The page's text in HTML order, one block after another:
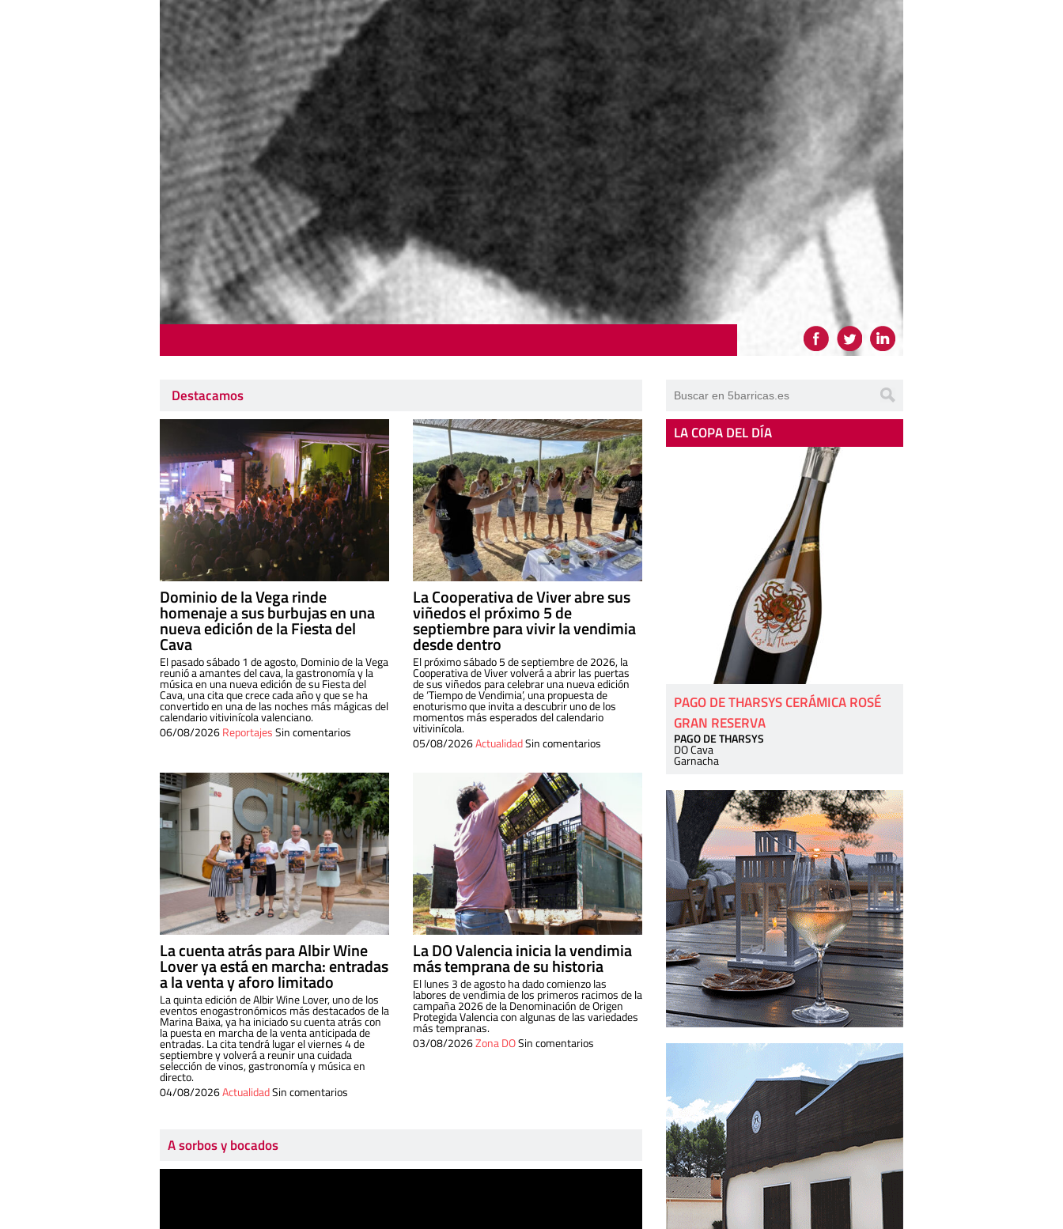
Destacamos
Dominio de la Vega rinde
homenaje a sus burbujas en una
nueva edición de la Fiesta del
Cava
El pasado sábado 1 de agosto, Dominio de la Vega
reunió a amantes del cava, la gastronomía y la
música en una nueva edición de su Fiesta del
Cava, una cita que crece cada año y que se ha
convertido en una de las noches más mágicas del
calendario vitivinícola valenciano.
06/08/2026ReportajesSin comentarios
La Cooperativa de Viver abre sus
viñedos el próximo 5 de
septiembre para vivir la vendimia
desde dentro
El próximo sábado 5 de septiembre de 2026, la
Cooperativa de Viver volverá a abrir las puertas
de sus viñedos para celebrar una nueva edición
de ‘Tiempo de Vendimia’, una propuesta de
enoturismo que invita a descubrir uno de los
momentos más esperados del calendario
vitivinícola.
05/08/2026ActualidadSin comentarios
La cuenta atrás para Albir Wine
Lover ya está en marcha: entradas
a la venta y aforo limitado
La quinta edición de Albir Wine Lover, uno de los
eventos enogastronómicos más destacados de la
Marina Baixa, ya ha iniciado su cuenta atrás con
la puesta en marcha de la venta anticipada de
entradas. La cita tendrá lugar el viernes 4 de
septiembre y volverá a reunir una cuidada
selección de vinos, gastronomía y música en
directo.
04/08/2026ActualidadSin comentarios
La DO Valencia inicia la vendimia
más temprana de su historia
El lunes 3 de agosto ha dado comienzo las
labores de vendimia de los primeros racimos de la
campaña 2026 de la Denominación de Origen
Protegida Valencia con algunas de las variedades
más tempranas.
03/08/2026Zona DOSin comentarios
A sorbos y bocados
LA COPA DEL DÍA
PAGO DE THARSYS CERÁMICA ROSÉ
GRAN RESERVA
PAGO DE THARSYS
DO Cava
Garnacha